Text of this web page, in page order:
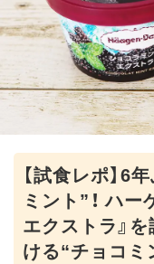
【試食レポ】6
ミント”！ ハ
エクストラ』
ける“チョコ